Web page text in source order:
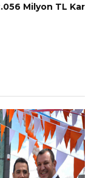
Milyon TL Kar